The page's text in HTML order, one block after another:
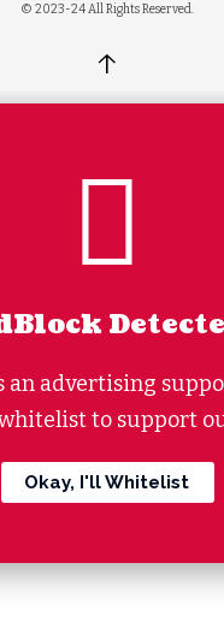
© 2023-24 All Rights Reserved.
↑
an advertising
whitelist to support
Okay, I'll Whitelist